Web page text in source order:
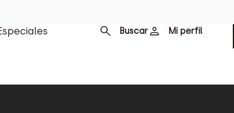
Buscar Mi perfil